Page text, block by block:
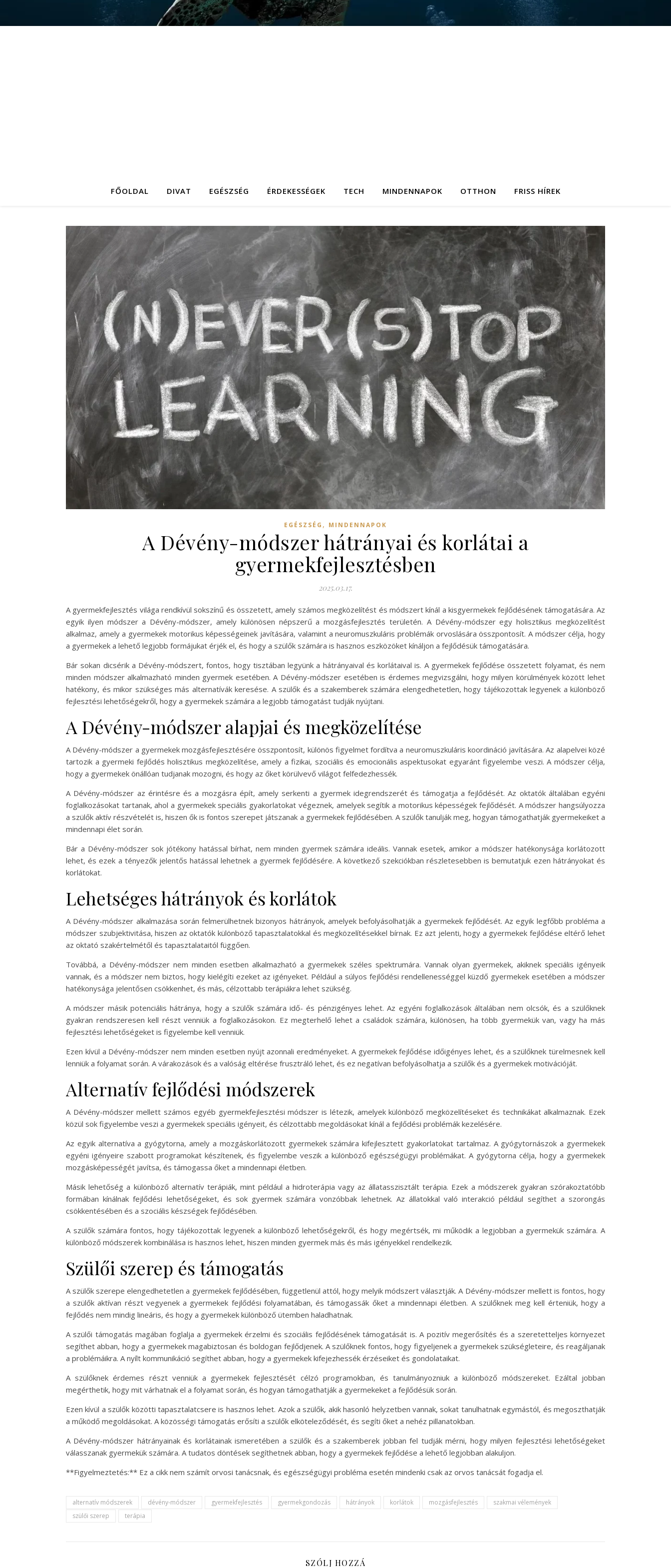
FŐOLDAL DIVAT EGÉSZSÉG ÉRDEKESSÉGEK TECH MINDENNAPOK OTTHON FRISS HÍREK
EGÉSZSÉG , MINDENNAPOK
A Dévény-módszer hátrányai és korlátai a
gyermekfejlesztésben
2025.03.17.
A gyermekfejlesztés világa rendkívül sokszínű és összetett, amely számos megközelítést és módszert kínál a kisgyermekek fejlődésének támogatására. Az
egyik ilyen módszer a Dévény-módszer, amely különösen népszerű a mozgásfejlesztés területén. A Dévény-módszer egy holisztikus megközelítést
alkalmaz, amely a gyermekek motorikus képességeinek javítására, valamint a neuromuszkuláris problémák orvoslására összpontosít. A módszer célja, hogy
a gyermekek a lehető legjobb formájukat érjék el, és hogy a szülők számára is hasznos eszközöket kínáljon a fejlődésük támogatására.
Bár sokan dicsérik a Dévény-módszert, fontos, hogy tisztában legyünk a hátrányaival és korlátaival is. A gyermekek fejlődése összetett folyamat, és nem
minden módszer alkalmazható minden gyermek esetében. A Dévény-módszer esetében is érdemes megvizsgálni, hogy milyen körülmények között lehet
hatékony, és mikor szükséges más alternatívák keresése. A szülők és a szakemberek számára elengedhetetlen, hogy tájékozottak legyenek a különböző
fejlesztési lehetőségekről, hogy a gyermekek számára a legjobb támogatást tudják nyújtani.
A Dévény-módszer alapjai és megközelítése
A Dévény-módszer a gyermekek mozgásfejlesztésére összpontosít, különös figyelmet fordítva a neuromuszkuláris koordináció javítására. Az alapelvei közé
tartozik a gyermeki fejlődés holisztikus megközelítése, amely a fizikai, szociális és emocionális aspektusokat egyaránt figyelembe veszi. A módszer célja,
hogy a gyermekek önállóan tudjanak mozogni, és hogy az őket körülvevő világot felfedezhessék.
A Dévény-módszer az érintésre és a mozgásra épít, amely serkenti a gyermek idegrendszerét és támogatja a fejlődését. Az oktatók általában egyéni
foglalkozásokat tartanak, ahol a gyermekek speciális gyakorlatokat végeznek, amelyek segítik a motorikus képességek fejlődését. A módszer hangsúlyozza
a szülők aktív részvételét is, hiszen ők is fontos szerepet játszanak a gyermekek fejlődésében. A szülők tanulják meg, hogyan támogathatják gyermekeiket a
mindennapi élet során.
Bár a Dévény-módszer sok jótékony hatással bírhat, nem minden gyermek számára ideális. Vannak esetek, amikor a módszer hatékonysága korlátozott
lehet, és ezek a tényezők jelentős hatással lehetnek a gyermek fejlődésére. A következő szekciókban részletesebben is bemutatjuk ezen hátrányokat és
korlátokat.
Lehetséges hátrányok és korlátok
A Dévény-módszer alkalmazása során felmerülhetnek bizonyos hátrányok, amelyek befolyásolhatják a gyermekek fejlődését. Az egyik legfőbb probléma a
módszer szubjektivitása, hiszen az oktatók különböző tapasztalatokkal és megközelítésekkel bírnak. Ez azt jelenti, hogy a gyermekek fejlődése eltérő lehet
az oktató szakértelmétől és tapasztalataitól függően.
Továbbá, a Dévény-módszer nem minden esetben alkalmazható a gyermekek széles spektrumára. Vannak olyan gyermekek, akiknek speciális igényeik
vannak, és a módszer nem biztos, hogy kielégíti ezeket az igényeket. Például a súlyos fejlődési rendellenességgel küzdő gyermekek esetében a módszer
hatékonysága jelentősen csökkenhet, és más, célzottabb terápiákra lehet szükség.
A módszer másik potenciális hátránya, hogy a szülők számára idő- és pénzigényes lehet. Az egyéni foglalkozások általában nem olcsók, és a szülőknek
gyakran rendszeresen kell részt venniük a foglalkozásokon. Ez megterhelő lehet a családok számára, különösen, ha több gyermekük van, vagy ha más
fejlesztési lehetőségeket is figyelembe kell venniük.
Ezen kívül a Dévény-módszer nem minden esetben nyújt azonnali eredményeket. A gyermekek fejlődése időigényes lehet, és a szülőknek türelmesnek kell
lenniük a folyamat során. A várakozások és a valóság eltérése frusztráló lehet, és ez negatívan befolyásolhatja a szülők és a gyermekek motivációját.
Alternatív fejlődési módszerek
A Dévény-módszer mellett számos egyéb gyermekfejlesztési módszer is létezik, amelyek különböző megközelítéseket és technikákat alkalmaznak. Ezek
közül sok figyelembe veszi a gyermekek speciális igényeit, és célzottabb megoldásokat kínál a fejlődési problémák kezelésére.
Az egyik alternatíva a gyógytorna, amely a mozgáskorlátozott gyermekek számára kifejlesztett gyakorlatokat tartalmaz. A gyógytornászok a gyermekek
egyéni igényeire szabott programokat készítenek, és figyelembe veszik a különböző egészségügyi problémákat. A gyógytorna célja, hogy a gyermekek
mozgásképességét javítsa, és támogassa őket a mindennapi életben.
Másik lehetőség a különböző alternatív terápiák, mint például a hidroterápia vagy az állatasszisztált terápia. Ezek a módszerek gyakran szórakoztatóbb
formában kínálnak fejlődési lehetőségeket, és sok gyermek számára vonzóbbak lehetnek. Az állatokkal való interakció például segíthet a szorongás
csökkentésében és a szociális készségek fejlődésében.
A szülők számára fontos, hogy tájékozottak legyenek a különböző lehetőségekről, és hogy megértsék, mi működik a legjobban a gyermekük számára. A
különböző módszerek kombinálása is hasznos lehet, hiszen minden gyermek más és más igényekkel rendelkezik.
Szülői szerep és támogatás
A szülők szerepe elengedhetetlen a gyermekek fejlődésében, függetlenül attól, hogy melyik módszert választják. A Dévény-módszer mellett is fontos, hogy
a szülők aktívan részt vegyenek a gyermekek fejlődési folyamatában, és támogassák őket a mindennapi életben. A szülőknek meg kell érteniük, hogy a
fejlődés nem mindig lineáris, és hogy a gyermekek különböző ütemben haladhatnak.
A szülői támogatás magában foglalja a gyermekek érzelmi és szociális fejlődésének támogatását is. A pozitív megerősítés és a szeretetteljes környezet
segíthet abban, hogy a gyermekek magabiztosan és boldogan fejlődjenek. A szülőknek fontos, hogy figyeljenek a gyermekek szükségleteire, és reagáljanak
a problémáikra. A nyílt kommunikáció segíthet abban, hogy a gyermekek kifejezhessék érzéseiket és gondolataikat.
A szülőknek érdemes részt venniük a gyermekek fejlesztését célzó programokban, és tanulmányozniuk a különböző módszereket. Ezáltal jobban
megérthetik, hogy mit várhatnak el a folyamat során, és hogyan támogathatják a gyermekeket a fejlődésük során.
Ezen kívül a szülők közötti tapasztalatcsere is hasznos lehet. Azok a szülők, akik hasonló helyzetben vannak, sokat tanulhatnak egymástól, és megoszthatják
a működő megoldásokat. A közösségi támogatás erősíti a szülők elköteleződését, és segíti őket a nehéz pillanatokban.
A Dévény-módszer hátrányainak és korlátainak ismeretében a szülők és a szakemberek jobban fel tudják mérni, hogy milyen fejlesztési lehetőségeket
válasszanak gyermekük számára. A tudatos döntések segíthetnek abban, hogy a gyermekek fejlődése a lehető legjobban alakuljon.
**Figyelmeztetés:** Ez a cikk nem számít orvosi tanácsnak, és egészségügyi probléma esetén mindenki csak az orvos tanácsát fogadja el.
alternatív módszerek dévény-módszer gyermekfejlesztés gyermekgondozás hátrányok korlátok mozgásfejlesztés
szakmai vélemények
szülői szerep
terápia
SZÓLJ HOZZÁ